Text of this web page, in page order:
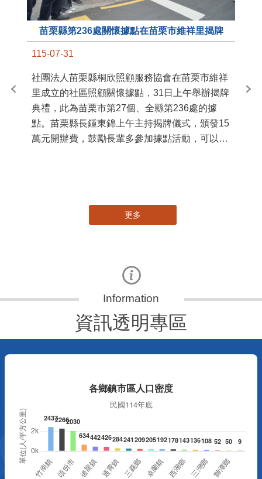
苗栗縣第236處關懷據點在苗栗市維祥里揭牌
115-07-31
社團法人苗栗縣桐欣照顧服務協會在苗栗市維祥
里成立的社區照顧關懷據點，31日上午舉辦揭牌
典禮，此為苗栗市第27個、全縣第236處的據
點。苗栗縣長鍾東錦上午主持揭牌儀式，頒發15
萬元開辦費，鼓勵長輩多參加據點活動，可以更
苗
更多
資訊透明專區